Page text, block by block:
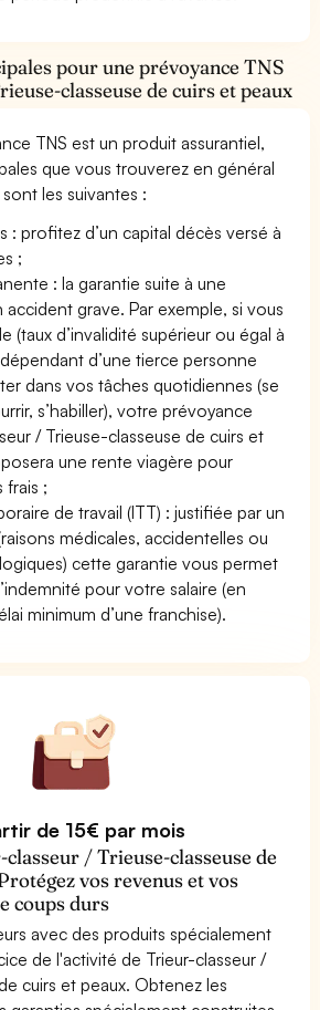
pour une prévoyance TNS
classeuse de cuirs et peaux
TNS est un produit assurantiel,
que vous trouverez en général
les suivantes :
: profitez d’un capital décès versé à
;
: la garantie suite à une
accident grave. Par exemple, si vous
(taux d’invalidité supérieur ou égal à
d’une tierce personne
dans vos tâches quotidiennes (se
s’habiller), votre prévoyance
/ Trieuse-classeuse de cuirs et
une rente viagère pour
frais ;
de travail (ITT) : justifiée par un
médicales, accidentelles ou
cette garantie vous permet
pour votre salaire (en
minimum d’une franchise).
de 15€ par mois
/ Trieuse-classeuse de
vos revenus et vos
coups durs
avec des produits spécialement
de l'activité de Trieur-classeur /
cuirs et peaux. Obtenez les